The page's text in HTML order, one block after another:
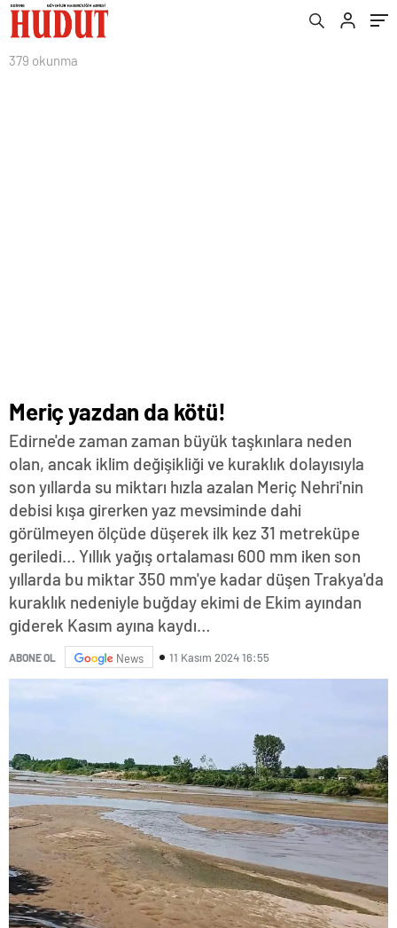
379 okunma
Meriç yazdan da kötü!
Edirne'de zaman zaman büyük taşkınlara neden
olan, ancak iklim değişikliği ve kuraklık dolayısıyla
son yıllarda su miktarı hızla azalan Meriç Nehri'nin
debisi kışa girerken yaz mevsiminde dahi
görülmeyen ölçüde düşerek ilk kez 31 metreküpe
geriledi… Yıllık yağış ortalaması 600 mm iken son
yıllarda bu miktar 350 mm'ye kadar düşen Trakya'da
kuraklık nedeniyle buğday ekimi de Ekim ayından
giderek Kasım ayına kaydı…
ABONE OL News 11 Kasım 2024 16:55